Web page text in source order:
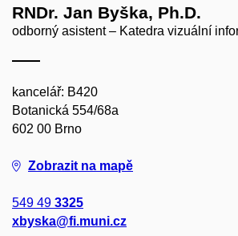
RNDr. Jan Byška, Ph.D.
odborný asistent – Katedra vizuální
kancelář: B420
Botanická 554/68a
602 00 Brno
Zobrazit na mapě
549 49 3325
xbyska@fi.muni.cz